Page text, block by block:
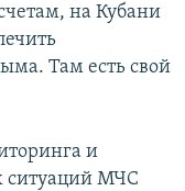
на Кубани
Там есть свой
и
ситуаций МЧС